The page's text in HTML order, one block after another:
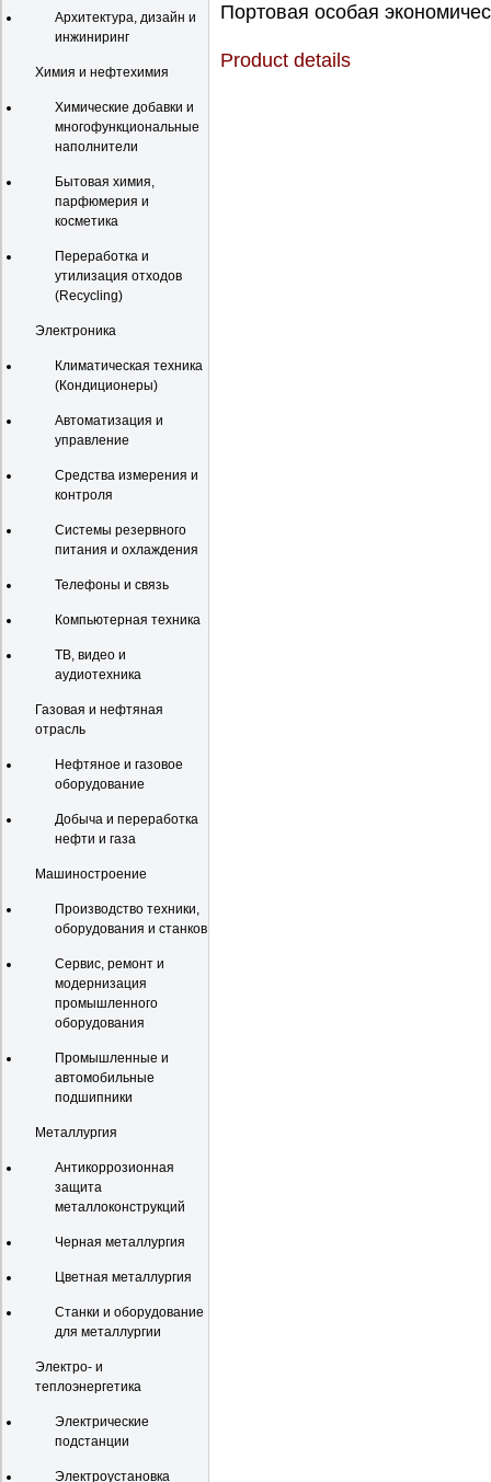
Архитектура, дизайн и
инжиниринг
Химия и нефтехимия
Химические добавки и
многофункциональные
наполнители
Бытовая химия,
парфюмерия и
косметика
Переработка и
утилизация отходов
(Recycling)
Электроника
Климатическая техника
(Кондиционеры)
Автоматизация и
управление
Средства измерения и
контроля
Системы резервного
питания и охлаждения
Телефоны и связь
Компьютерная техника
ТВ, видео и
аудиотехника
Газовая и нефтяная
отрасль
Нефтяное и газовое
оборудование
Добыча и переработка
нефти и газа
Машиностроение
Производство техники,
оборудования и станков
Сервис, ремонт и
модернизация
промышленного
оборудования
Промышленные и
автомобильные
подшипники
Металлургия
Антикоррозионная
защита
металлоконструкций
Черная металлургия
Цветная металлургия
Станки и оборудование
для металлургии
Электро- и
теплоэнергетика
Электрические
подстанции
Электроустановка
Портовая особая
Product details